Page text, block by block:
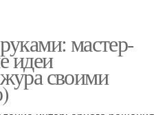
мастер-
идеи
своими